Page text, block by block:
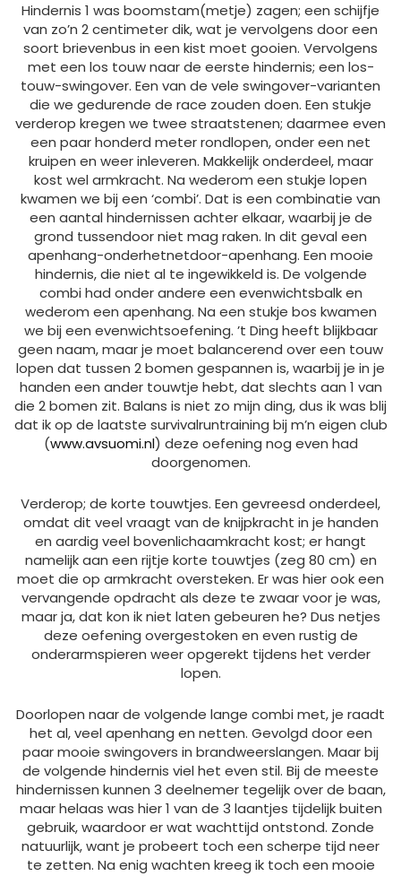
Hindernis 1 was boomstam(metje) zagen; een schijfje
van zo’n 2 centimeter dik, wat je vervolgens door een
soort brievenbus in een kist moet gooien. Vervolgens
met een los touw naar de eerste hindernis; een los-
touw-swingover. Een van de vele swingover-varianten
die we gedurende de race zouden doen. Een stukje
verderop kregen we twee straatstenen; daarmee even
een paar honderd meter rondlopen, onder een net
kruipen en weer inleveren. Makkelijk onderdeel, maar
kost wel armkracht. Na wederom een stukje lopen
kwamen we bij een ‘combi’. Dat is een combinatie van
een aantal hindernissen achter elkaar, waarbij je de
grond tussendoor niet mag raken. In dit geval een
apenhang-onderhetnetdoor-apenhang. Een mooie
hindernis, die niet al te ingewikkeld is. De volgende
combi had onder andere een evenwichtsbalk en
wederom een apenhang. Na een stukje bos kwamen
we bij een evenwichtsoefening. ’t Ding heeft blijkbaar
geen naam, maar je moet balancerend over een touw
lopen dat tussen 2 bomen gespannen is, waarbij je in je
handen een ander touwtje hebt, dat slechts aan 1 van
die 2 bomen zit. Balans is niet zo mijn ding, dus ik was blij
dat ik op de laatste survivalruntraining bij m’n eigen club
(www.avsuomi.nl) deze oefening nog even had
doorgenomen.
Verderop; de korte touwtjes. Een gevreesd onderdeel,
omdat dit veel vraagt van de knijpkracht in je handen
en aardig veel bovenlichaamkracht kost; er hangt
namelijk aan een rijtje korte touwtjes (zeg 80 cm) en
moet die op armkracht oversteken. Er was hier ook een
vervangende opdracht als deze te zwaar voor je was,
maar ja, dat kon ik niet laten gebeuren he? Dus netjes
deze oefening overgestoken en even rustig de
onderarmspieren weer opgerekt tijdens het verder
lopen.
Doorlopen naar de volgende lange combi met, je raadt
het al, veel apenhang en netten. Gevolgd door een
paar mooie swingovers in brandweerslangen. Maar bij
de volgende hindernis viel het even stil. Bij de meeste
hindernissen kunnen 3 deelnemer tegelijk over de baan,
maar helaas was hier 1 van de 3 laantjes tijdelijk buiten
gebruik, waardoor er wat wachttijd ontstond. Zonde
natuurlijk, want je probeert toch een scherpe tijd neer
te zetten. Na enig wachten kreeg ik toch een mooie